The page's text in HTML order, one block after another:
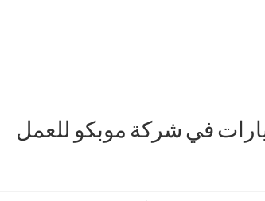
في شركة موبكو للعمل